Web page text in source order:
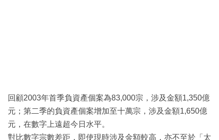
回顧2003年首季負資產個案為83,000宗，涉及金額1,350億
元；第二季的負資產個案增加至十萬宗，涉及金額1,650億
元，在數字上遠超今日水平。
對比數字宗數差距，即使現時涉及金額較高，亦不至於「太